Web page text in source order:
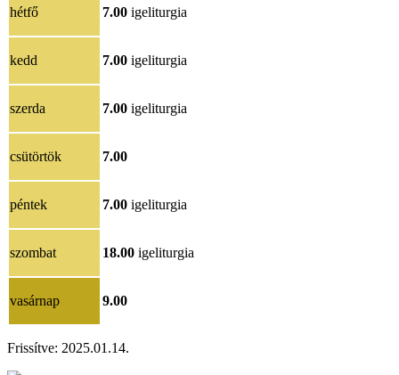
hétfő 7.00 igeliturgia
kedd 7.00 igeliturgia
szerda 7.00 igeliturgia
csütörtök 7.00
péntek 7.00 igeliturgia
szombat 18.00 igeliturgia
vasárnap 9.00
Frissítve: 2025.01.14.